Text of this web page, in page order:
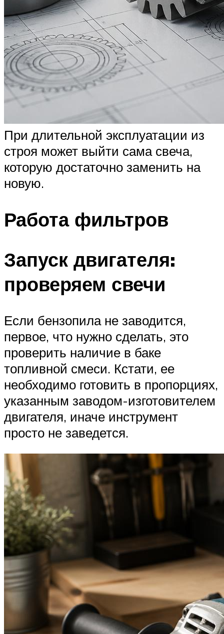
При длительной эксплуатации из
строя может выйти сама свеча,
которую достаточно заменить на
новую.
Работа фильтров
Запуск двигателя:
проверяем свечи
Если бензопила не заводится,
первое, что нужно сделать, это
проверить наличие в баке
топливной смеси. Кстати, ее
необходимо готовить в пропорциях,
указанным заводом-изготовителем
двигателя, иначе инструмент
просто не заведется.